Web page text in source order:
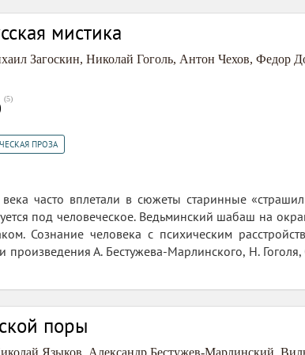
мистика
Загоскин, Николай Гоголь, Антон Чехов, Федор
(5)
ПРОЗА
века часто вплетали в сюжеты старинные
под человеческое. Ведьминский шабаш на
Сознание человека с психическим
произведения А. Бестужева-Марлинского, Н.
поры
Языков Александр Бестужев-Марлинский